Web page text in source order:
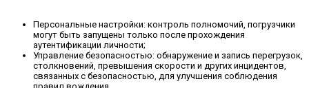
Персональные настройки: контроль полномочий, погрузчики
могут быть запущены только после прохождения
аутентификации личности;
Управление безопасностью: обнаружение и запись перегрузок,
столкновений, превышения скорости и других инцидентов,
связанных с безопасностью, для улучшения соблюдения